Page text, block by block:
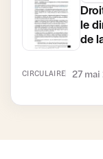
le
de
CIRCULAIRE 27